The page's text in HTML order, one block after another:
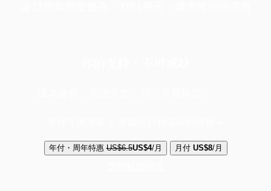
年付・周年特惠 US$6.5US$4/月 月付 US$8/月